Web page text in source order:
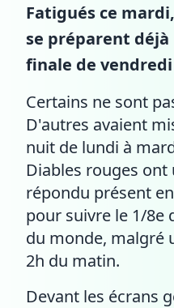
Fatigués ce
se préparent
finale de vendredi
Certains ne sont
D'autres avaient
nuit de lundi à
Diables rouges
répondu présent
pour suivre le 1/8e
du monde, malgré
2h du matin.
Devant les écrans